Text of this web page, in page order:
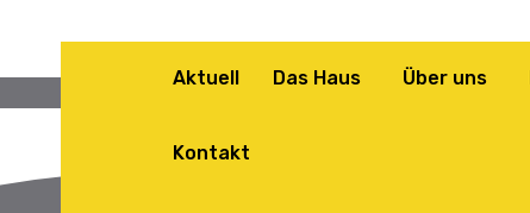
Aktuell Das Haus Über uns
Kontakt